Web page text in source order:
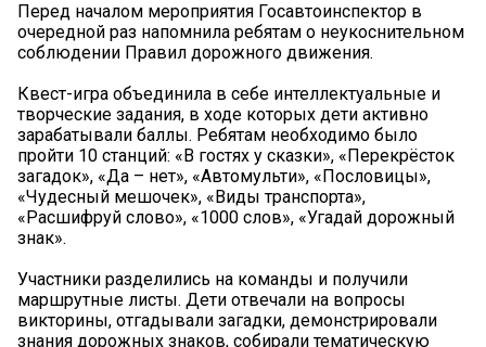
Перед началом мероприятия Госавтоинспектор в
очередной раз напомнила ребятам о неукоснительном
соблюдении Правил дорожного движения.
Квест-игра объединила в себе интеллектуальные и
творческие задания, в ходе которых дети активно
зарабатывали баллы. Ребятам необходимо было
пройти 10 станций: «В гостях у сказки», «Перекрёсток
загадок», «Да – нет», «Автомульти», «Пословицы»,
«Чудесный мешочек», «Виды транспорта»,
«Расшифруй слово», «1000 слов», «Угадай дорожный
знак».
Участники разделились на команды и получили
маршрутные листы. Дети отвечали на вопросы
викторины, отгадывали загадки, демонстрировали
знания дорожных знаков, собирали тематическую